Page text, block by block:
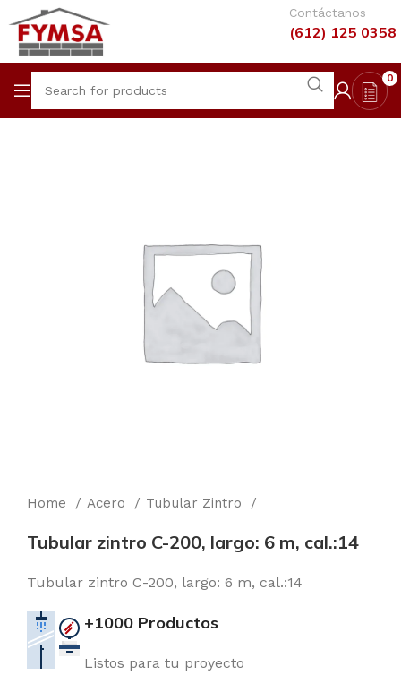
Contáctanos
(612) 125 0358
0
Home Acero Tubular Zintro
Tubular zintro C-200, largo: 6 m, cal.:14
Tubular zintro C-200, largo: 6 m, cal.:14
+1000 Productos
Listos para tu proyecto